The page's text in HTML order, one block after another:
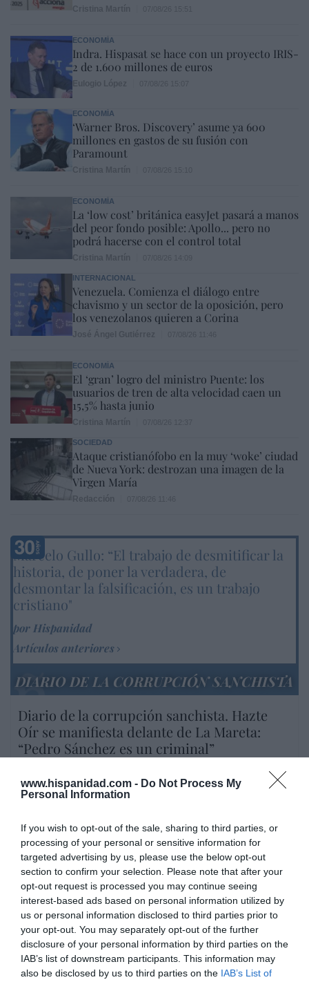
www.hispanidad.com - Do Not Process My
Personal Information
If you wish to opt-out of the sale, sharing to third parties, or
processing of your personal or sensitive information for
targeted advertising by us, please use the below opt-out
section to confirm your selection. Please note that after your
opt-out request is processed you may continue seeing
interest-based ads based on personal information utilized by
us or personal information disclosed to third parties prior to
your opt-out. You may separately opt-out of the further
disclosure of your personal information by third parties on the
IAB’s list of downstream participants. This information may
also be disclosed by us to third parties on the IAB’s List of
ECONOMÍA
Indra. Hispasat se hace con un proyecto IRIS-
2 de 1.600 millones de euros
ECONOMÍA
‘Warner Bros. Discovery’ asume ya 600
millones en gastos de su fusión con
Paramount
ECONOMÍA
La ‘low cost’ británica easyJet pasará a manos
del peor fondo posible: Apollo... pero no
podrá hacerse con el control total
INTERNACIONAL
Venezuela. Comienza el diálogo entre
chavismo y un sector de la oposición, pero
los venezolanos quieren a Corina
ECONOMÍA
El ‘gran’ logro del ministro Puente: los
usuarios de tren de alta velocidad caen un
15,5% hasta junio
SOCIEDAD
Ataque cristianófobo en la muy ‘woke’ ciudad
de Nueva York: destrozan una imagen de la
Virgen María
Marcelo Gullo: “El trabajo de desmitificar la
historia, de poner la verdadera, de
desmontar la falsificación, es un trabajo
cristiano"
por Hispanidad
Artículos anteriores
DIARIO DE LA CORRUPCIÓN SANCHISTA
Diario de la corrupción sanchista. Hazte
Oír se manifiesta delante de La Mareta:
“Pedro Sánchez es un criminal”
Artículos anteriores
Opinión
Enormes minucias
por Eulogio López